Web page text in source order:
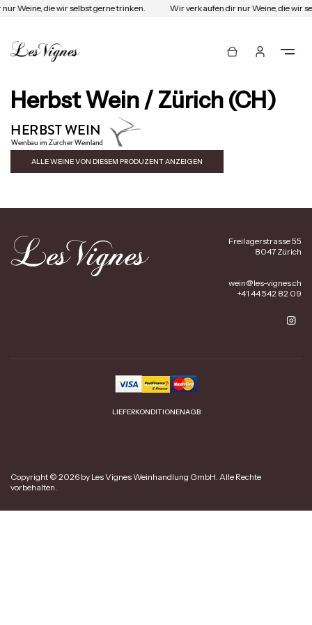
Weine, die wir selbst gerne trinken. Wir verkaufen dir nur Weine, die wir
Herbst Wein / Zürich (CH)
ALLE WEINE VON DIESEM PRODUZENT ANZEIGEN
Freilagerstrasse 55
8047 Zürich
wein@les-vignes.ch
+41 44 542 82 09
LIEFERKONDITIONENAGB
Copyright © 2026 by Les Vignes Weinhandlung GmbH. Alle Rechte
vorbehalten.